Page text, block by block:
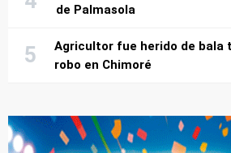
de Palmasola
Agricultor fue herido de bala
robo en Chimoré